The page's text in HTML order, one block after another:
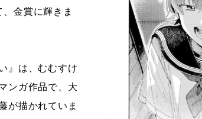
、金賞に輝きま
』は、むむすけ
ンガ作品で、大
が描かれていま